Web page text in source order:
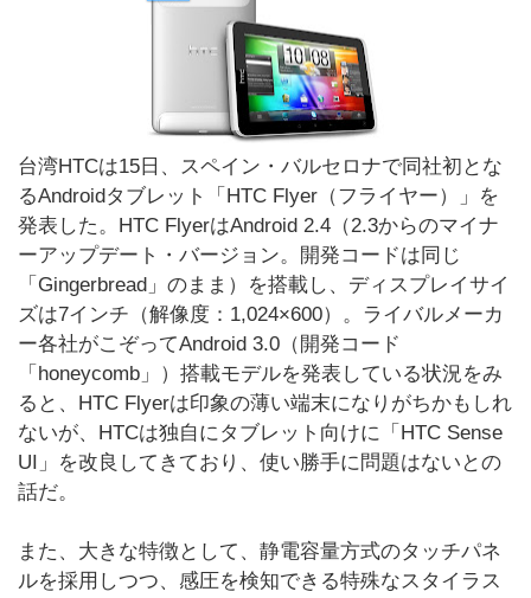
台湾HTCは15日、スペイン・バルセロナで同社初とな
るAndroidタブレット「HTC Flyer（フライヤー）」を
発表した。HTC FlyerはAndroid 2.4（2.3からのマイナ
ーアップデート・バージョン。開発コードは同じ
「Gingerbread」のまま）を搭載し、ディスプレイサイ
ズは7インチ（解像度：1,024×600）。ライバルメーカ
ー各社がこぞってAndroid 3.0（開発コード
「honeycomb」）搭載モデルを発表している状況をみ
ると、HTC Flyerは印象の薄い端末になりがちかもしれ
ないが、HTCは独自にタブレット向けに「HTC Sense
UI」を改良してきており、使い勝手に問題はないとの
話だ。
また、大きな特徴として、静電容量方式のタッチパネ
ルを採用しつつ、感圧を検知できる特殊なスタイラス